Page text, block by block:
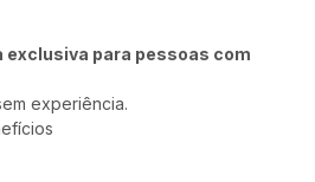
exclusiva para pessoas com
experiência.